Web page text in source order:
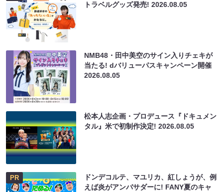
トラベルグッズ発売!2026.08.05
NMB48・田中美空のサイン入りチェキが
当たる! dバリューパスキャンペーン開催
2026.08.05
松本人志企画・プロデュース『ドキュメン
タル』米で初制作決定!2026.08.05
PR
ドンデコルテ、マユリカ、紅しょうが、例
えば炎がアンバサダーに! FANY夏のキャ